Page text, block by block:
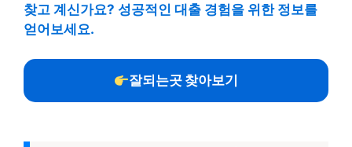
찾고 계신가요? 성공적인 대출 경험을 위한 정보를
얻어보세요.
잘되는곳 찾아보기